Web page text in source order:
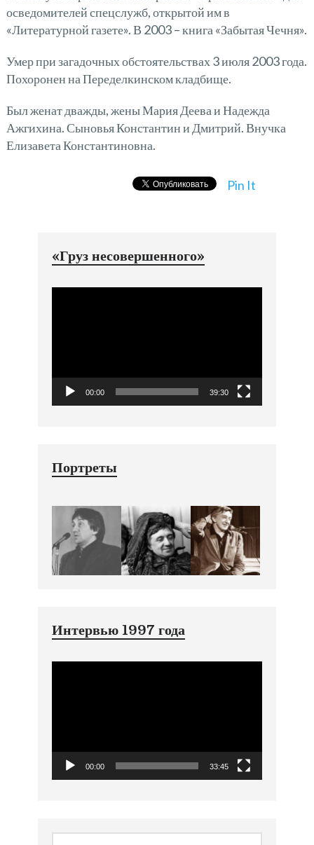
осведомителей спецслужб, открытой им в
«Литературной газете». В 2003 – книга «Забытая Чечня».
Умер при загадочных обстоятельствах 3 июля 2003 года.
Похоронен на Переделкинском кладбище.
Был женат дважды, жены Мария Деева и Надежда
Ажгихина. Сыновья Константин и Дмитрий. Внучка
Елизавета Константиновна.
Pin It
«Груз несовершенного»
00:00 39:30
Портреты
Интервью 1997 года
00:00 33:45